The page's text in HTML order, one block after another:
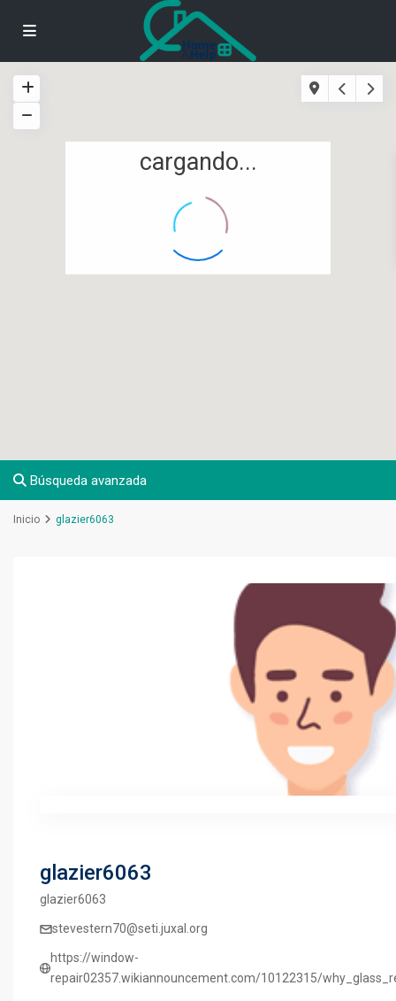
cargando...
Búsqueda avanzada
Inicio glazier6063
glazier6063
glazier6063
stevestern70@seti.juxal.org
https://window-
repair02357.wikiannouncement.com/10122315/